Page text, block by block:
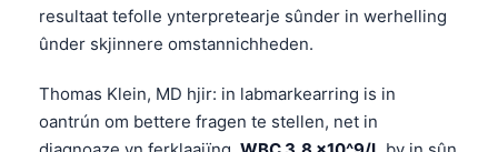
resultaat tefolle ynterpretearje sûnder in werhelling
ûnder skjinnere omstannichheden.
Thomas Klein, MD hjir: in labmarkearring is in
oantrún om bettere fragen te stellen, net in